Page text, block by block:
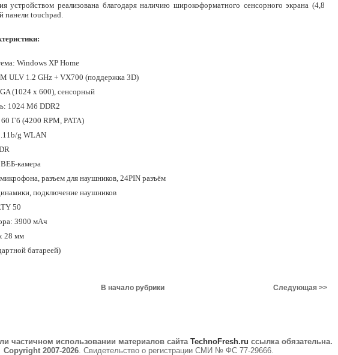
устройством реализована благодаря наличию широкоформатного сенсорного экрана (4,8
панели touchpad.
Windows XP Home
ULV 1.2 GHz + VX700 (поддержка 3D)
(1024 x 600), сенсорный
1024 Мб DDR2
Гб (4200 RPM, PATA)
g WLAN
камера
разъем для наушников, 24PIN разъём
подключение наушников
50
3900 мАч
28 мм
батареей)
В начало рубрики Следующая >>
частичном использовании материалов сайта TechnoFresh.ru ссылка обязательна.
Copyright 2007-2026. Свидетельство о регистрации СМИ № ФС 77-29666.